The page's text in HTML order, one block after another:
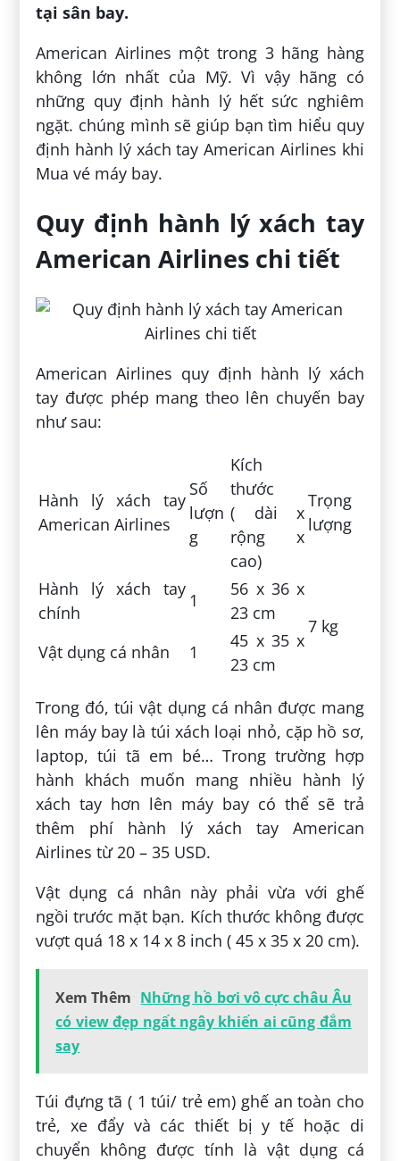
tại sân bay.
American Airlines một trong 3 hãng hàng
không lớn nhất của Mỹ. Vì vậy hãng có
những quy định hành lý hết sức nghiêm
ngặt. chúng mình sẽ giúp bạn tìm hiểu quy
định hành lý xách tay American Airlines khi
Mua vé máy bay.
Quy định hành lý xách tay
American Airlines chi tiết
American Airlines quy định hành lý xách
tay được phép mang theo lên chuyến bay
như sau:
Hành lý xách tay
American Airlines
Số
lượn
g
Kích
thước
( dài x
rộng x
cao)
Trọng
lượng
Hành lý xách tay
chính
1
56 x 36 x
23 cm
7 kg
Vật dụng cá nhân
1
45 x 35 x
23 cm
Trong đó, túi vật dụng cá nhân được mang
lên máy bay là túi xách loại nhỏ, cặp hồ sơ,
laptop, túi tã em bé… Trong trường hợp
hành khách muốn mang nhiều hành lý
xách tay hơn lên máy bay có thể sẽ trả
thêm phí hành lý xách tay American
Airlines từ 20 – 35 USD.
Vật dụng cá nhân này phải vừa với ghế
ngồi trước mặt bạn. Kích thước không được
vượt quá 18 x 14 x 8 inch ( 45 x 35 x 20 cm).
Xem Thêm Những hồ bơi vô cực châu Âu
có view đẹp ngất ngây khiến ai cũng đắm
say
Túi đựng tã ( 1 túi/ trẻ em) ghế an toàn cho
trẻ, xe đẩy và các thiết bị y tế hoặc di
chuyển không được tính là vật dụng cá